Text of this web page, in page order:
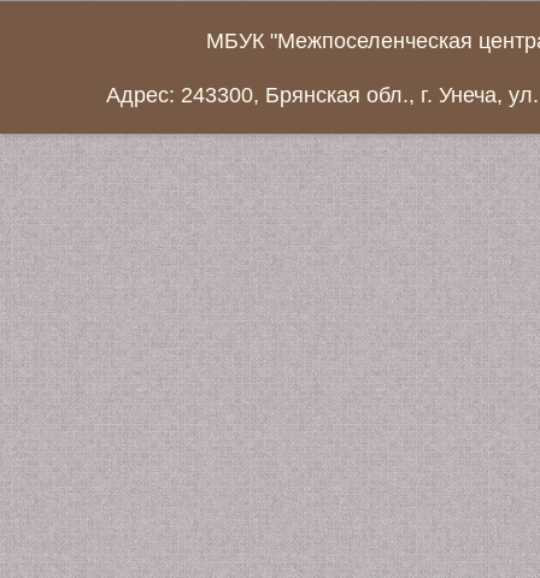
МБУК "Межпоселенческая
Адрес: 243300, Брянская обл., г. Унеча,